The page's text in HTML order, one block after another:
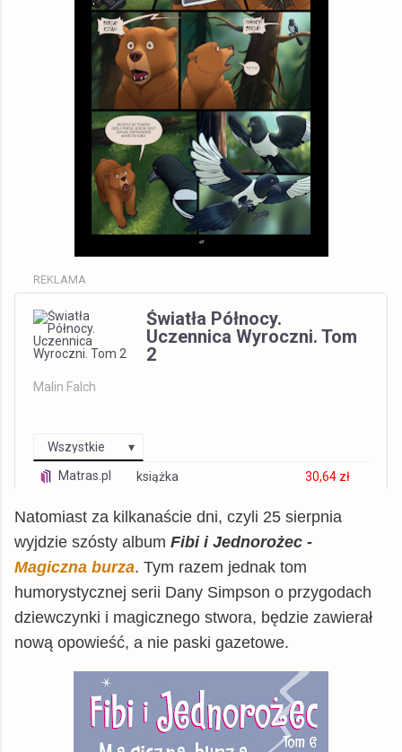
REKLAMA
Światła Północy.
Uczennica Wyroczni. Tom
2
Malin Falch
Wszystkie
Matras.pl
książka
30,64 zł
książka
Gandalf.com.pl
książka
TaniaKsiazka.pl
książka
31,97 zł
tantis.pl
książka
31,99 zł
chodnikliteracki.pl
książka
32,64 zł
znak.com.pl
książka
matfel.pl
czytam.pl
książka
34,37 zł
książka
34,44 zł
Natomiast za kilkanaście dni, czyli 25 sierpnia
wyjdzie szósty album Fibi i Jednorożec -
Magiczna burza. Tym razem jednak tom
humorystycznej serii Dany Simpson o przygodach
dziewczynki i magicznego stwora, będzie zawierał
nową opowieść, a nie paski gazetowe.